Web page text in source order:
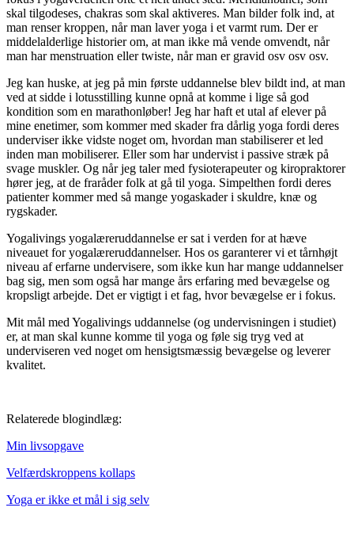
skal tilgodeses, chakras som skal aktiveres. Man bilder folk ind, at
man renser kroppen, når man laver yoga i et varmt rum. Der er
middelalderlige historier om, at man ikke må vende omvendt, når
man har menstruation eller twiste, når man er gravid osv osv osv.
Jeg kan huske, at jeg på min første uddannelse blev bildt ind, at man
ved at sidde i lotusstilling kunne opnå at komme i lige så god
kondition som en marathonløber! Jeg har haft et utal af elever på
mine enetimer, som kommer med skader fra dårlig yoga fordi deres
underviser ikke vidste noget om, hvordan man stabiliserer et led
inden man mobiliserer. Eller som har undervist i passive stræk på
svage muskler. Og når jeg taler med fysioterapeuter og kiropraktorer
hører jeg, at de fraråder folk at gå til yoga. Simpelthen fordi deres
patienter kommer med så mange yogaskader i skuldre, knæ og
rygskader.
Yogalivings yogalæreruddannelse er sat i verden for at hæve
niveauet for yogalæreruddannelser. Hos os garanterer vi et tårnhøjt
niveau af erfarne undervisere, som ikke kun har mange uddannelser
bag sig, men som også har mange års erfaring med bevægelse og
kropsligt arbejde. Det er vigtigt i et fag, hvor bevægelse er i fokus.
Mit mål med Yogalivings uddannelse (og undervisningen i studiet)
er, at man skal kunne komme til yoga og føle sig tryg ved at
underviseren ved noget om hensigtsmæssig bevægelse og leverer
kvalitet.
Relaterede blogindlæg:
Min livsopgave
Velfærdskroppens kollaps
Yoga er ikke et mål i sig selv